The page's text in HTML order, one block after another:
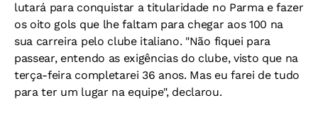
lutará para conquistar a titularidade no Parma e fazer
os oito gols que lhe faltam para chegar aos 100 na
sua carreira pelo clube italiano. "Não fiquei para
passear, entendo as exigências do clube, visto que na
terça-feira completarei 36 anos. Mas eu farei de tudo
para ter um lugar na equipe", declarou.